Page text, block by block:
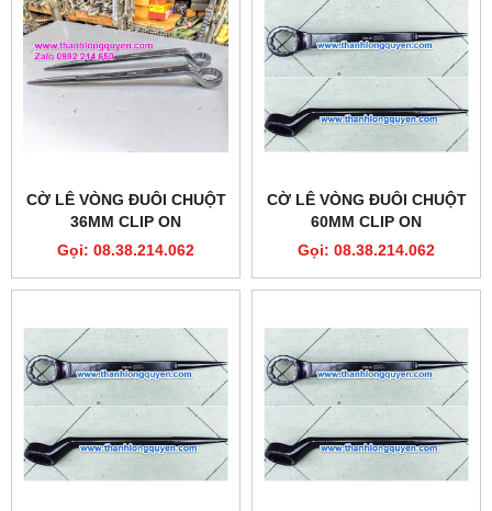
CỜ LÊ VÒNG ĐUÔI CHUỘT
36MM CLIP ON
Gọi: 08.38.214.062
CỜ LÊ VÒNG ĐUÔI CHUỘT
60MM CLIP ON
Gọi: 08.38.214.062